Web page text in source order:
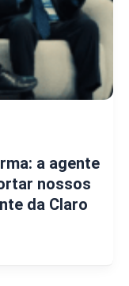
a agente
nossos
da Claro